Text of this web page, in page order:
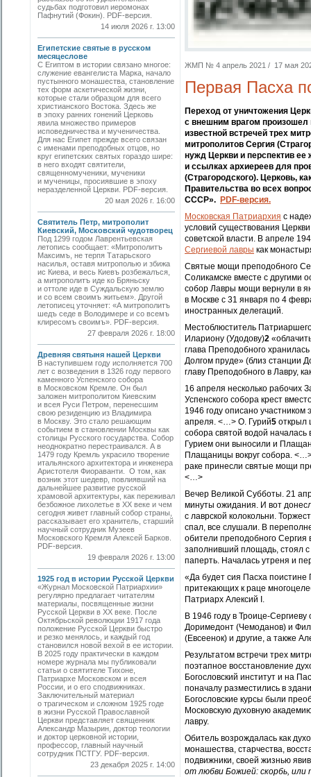
судьбах подготовил иеромонах
Пафнутий (Фокин). PDF-версия.
14 июля 2026 г. 13:00
Египетские святые в русском
месяцеслове
С Египтом в истории связано многое:
служение евангелиста Марка, начало
пустынного монашества, становление
тех форм аскетической жизни,
которые стали образцом для всего
христианского Востока. Здесь же
в эпоху ранних гонений Церковь
явила множество примеров
исповедничества и мученичества.
Для нас Египет прежде всего связан
с именами преподобных отцов, но
круг египетских святых гораздо шире:
в него входят святители,
священномученики, мученики
и мученицы, просиявшие в эпоху
неразделенной Церкви. PDF-версия.
20 мая 2026 г. 16:00
Святитель Петр, митрополит
Киевский, Московский чудотворец
Под 1299 годом Лаврентьевская
летопись сообщает: «Митрополитъ
Максимъ, не терпя Татарьского
насилья, оставя митрополью и збижа
ис Киева, и весь Киевъ розбежалъся,
а митрополитъ иде ко Бряньску
и оттоле иде в Суждальскую землю
и со всем своимъ житьем». Другой
летописец уточняет: «А митрополитъ
шедъ седе в Володимере и со всемъ
клиресомъ своимъ». PDF-версия.
27 февраля 2026 г. 18:00
Древняя святыня нашей Церкви
В наступившем году исполняется 700
лет с возведения в 1326 году первого
каменного Успенского собора
в Московском Кремле. Он был
заложен митрополитом Киевским
и всея Руси Петром, перенесшим
свою резиденцию из Владимира
в Москву. Это стало решающим
событием в становлении Москвы как
столицы Русского государства. Собор
неоднократно перестраивался. А в
1479 году Кремль украсило творение
итальянского архитектора и инженера
Аристотеля Фиораванти. О том, как
возник этот шедевр, повлиявший на
дальнейшее развитие русской
храмовой архитектуры, как переживал
безбожное лихолетье в ХХ веке и чем
сегодня живет главный собор страны,
рассказывает его хранитель, старший
научный сотрудник Музеев
Московского Кремля Алексей Барков.
PDF-версия.
19 февраля 2026 г. 13:00
1925 год в истории Русской Церкви
«Журнал Московской Патриархии»
регулярно предлагает читателям
материалы, посвященные жизни
Русской Церкви в ХХ веке. После
Октябрьской революции 1917 года
положение Русской Церкви быстро
и резко менялось, и каждый год
становился новой вехой в ее истории.
В 2025 году практически в каждом
номере журнала мы публиковали
статьи о святителе Тихоне,
Патриархе Московском и всея
России, и о его сподвижниках.
Заключительный материал
о трагическом и сложном 1925 годе
в жизни Русской Православной
Церкви представляет священник
Александр Мазырин, доктор теологии
и доктор церковной истории,
профессор, главный научный
сотрудник ПСТГУ. PDF-версия.
23 декабря 2025 г. 14:00
ЖМП № 4 апрель 2021 / 17 мая
Первая Пасха
Переход от уничтожения
с внешним врагом произошел
известной встречей трех
митрополитов Сергия
нужд Церкви и перспектив
и ссылках архиереев для
(Страгородского). Церковь,
Правительства во всех
СССР». PDF-версия.
Московская Патриархия с
условий существования
советской власти. В апреле
Сергиевой лавры как
Святые мощи преподобного
Соликамске вместе с другими
собор Лавры мощи вернули в
в Мос­кве с 31 января по 4
иностранных делегаций.
Местоблюститель
Илариону (Удодову)2
глава Преподобного
Долгом пруде» (близ станции
главу Преподобного в Лавру,
16 апреля несколько рабочих
Успенского собора крест
1946 году описано
апреля. <…> О. Гурий5 открыл
собора святой водой
Гурием они выносили и
Плащаницы вокруг собора.
раке принесли святые мощи
<…>
Вечер Великой Субботы. 21
минуты ожидания. И вот
с лаврской колокольни.
спал, все слушали. В
обители преподобного Сергия
заполнивший площадь, стоял
паперть. Началась утреня и
«Да будет сия Пасха
притекающих к раце
Патриарх Алексий I.
В 1946 году в Троице-
Доримедонт (Чемоданов) и
(Евсеенок) и другие, а также
Результатом встречи трех
поэтапное восстановление
Богословский институт и на
поначалу разместились в
Богословские курсы были
Мос­ковскую духовную
лавру.
Обитель возрождалась как
монашества, старчества,
подвижники, своей жизнью
от любви Божией: скорбь, или